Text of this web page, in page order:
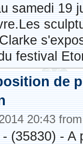
samedi 19
festival
de
20:43
(35830) - A